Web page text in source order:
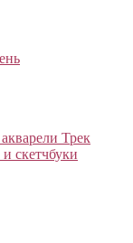
Трек
скетчбуки